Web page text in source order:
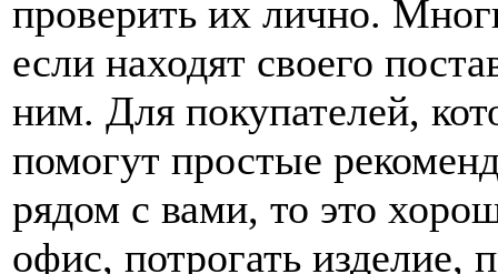
проверить их лично.
если находят своего
ним. Для покупателей,
помогут простые
рядом с вами, то это
офис, потрогать изделие,